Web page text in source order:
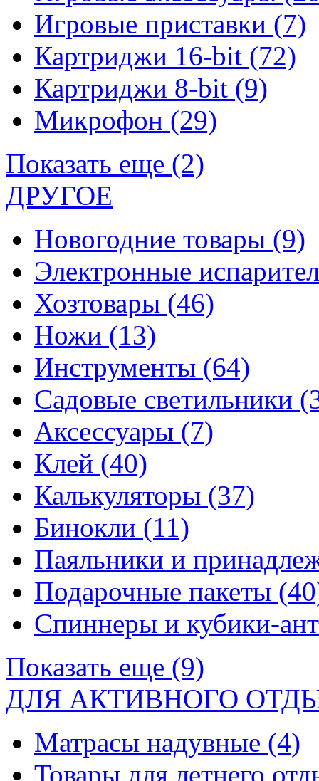
Игровые приставки (7)
Картриджи 16-bit (72)
Картриджи 8-bit (9)
Микрофон (29)
Показать еще (2)
ДРУГОЕ
Новогодние товары (9)
Электронные
Хозтовары (46)
Ножи (13)
Инструменты (64)
Садовые светильники
Аксессуары (7)
Клей (40)
Калькуляторы (37)
Бинокли (11)
Паяльники и
Подарочные пакеты
Спиннеры и кубики-
Показать еще (9)
ДЛЯ АКТИВНОГО
Матрасы надувные (4)
Товары для летнего